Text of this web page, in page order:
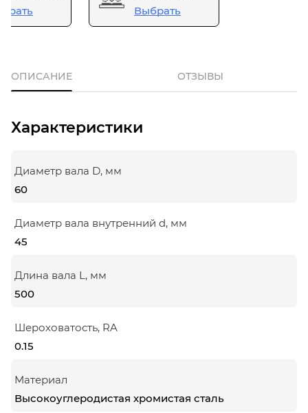
Выбрать
ОПИСАНИЕ ОТЗЫВЫ
Характеристики
Диаметр вала D, мм
60
Диаметр вала внутренний d, мм
45
Длина вала L, мм
500
Шероховатость, RA
0.15
Материал
Высокоуглеродистая хромистая сталь